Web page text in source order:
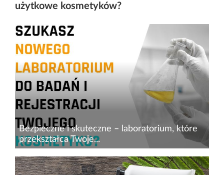
użytkowe kosmetyków?
Bezpieczne i skuteczne – laboratorium, które
przekształca Twoje...
W świecie, gdzie jakość i bezpieczeństwo
kosmetyków mają kluczowe znaczenie, nie ma